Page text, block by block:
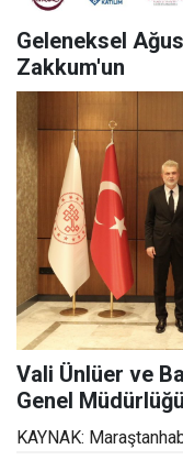
Geleneksel
Zakkum'un
Vali Ünlüer ve
Genel
KAYNAK: